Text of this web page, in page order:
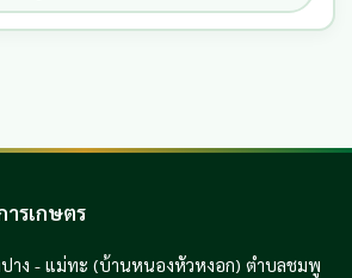
รเกษตร
าง - แม่ทะ (บ้านหนองหัวหงอก) ตำบลชมพู